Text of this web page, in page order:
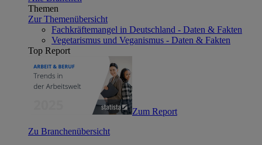
Themen
Zur Themenübersicht
Fachkräftemangel in Deutschland - Daten & Fakten
Vegetarismus und Veganismus - Daten & Fakten
Top Report
Zum Report
Zu Branchenübersicht